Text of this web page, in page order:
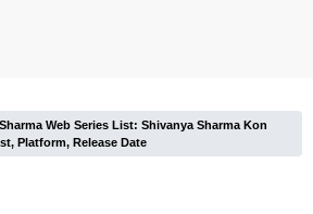
Web Series List: Shivanya Sharma Kon
Platform, Release Date